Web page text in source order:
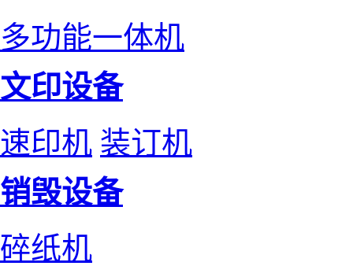
多功能一体机
文印设备
速印机 装订机
销毁设备
碎纸机